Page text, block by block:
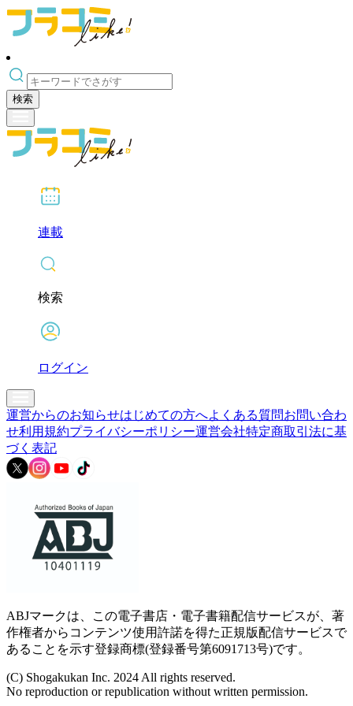
検索
連載
検索
ログイン
運営からのお知らせはじめての方へよくある質問お問い合わ
せ利用規約プライバシーポリシー運営会社特定商取引法に基
づく表記
ABJマークは、この電子書店・電子書籍配信サービスが、著
作権者からコンテンツ使用許諾を得た正規版配信サービスで
あることを示す登録商標(登録番号第6091713号)です。
(C) Shogakukan Inc. 2024 All rights reserved.
No reproduction or republication without written permission.